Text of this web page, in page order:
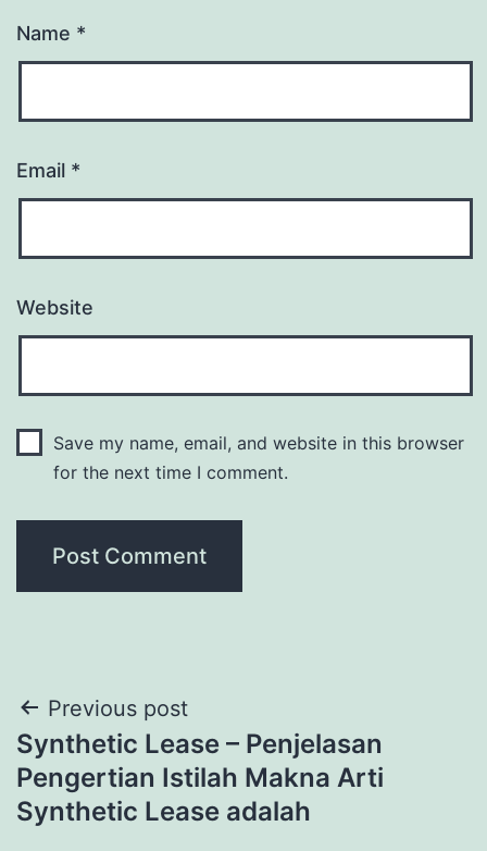
Name *
Email *
Website
Save my name, email, and website in this browser
for the next time I comment.
Post
navigation
Previous post
Synthetic Lease – Penjelasan
Pengertian Istilah Makna Arti
Synthetic Lease adalah